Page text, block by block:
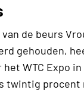
de beurs
gehouden,
het WTC Expo
twintig procent